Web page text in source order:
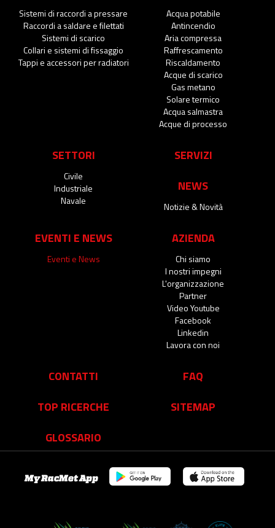
Sistemi di raccordi a pressare
Raccordi a saldare e filettati
Sistemi di scarico
Collari e sistemi di fissaggio
Tappi e accessori per radiatori
Acqua potabile
Antincendio
Aria compressa
Raffrescamento
Riscaldamento
Acque di scarico
Gas metano
Solare termico
Acqua salmastra
Acque di processo
SETTORI
Civile
Industriale
Navale
SERVIZI
NEWS
Notizie & Novità
EVENTI E NEWS
Eventi e News
AZIENDA
Chi siamo
I nostri impegni
L'organizzazione
Partner
Video Youtube
Facebook
Linkedin
Lavora con noi
CONTATTI
FAQ
TOP RICERCHE
SITEMAP
GLOSSARIO
My RacMet App